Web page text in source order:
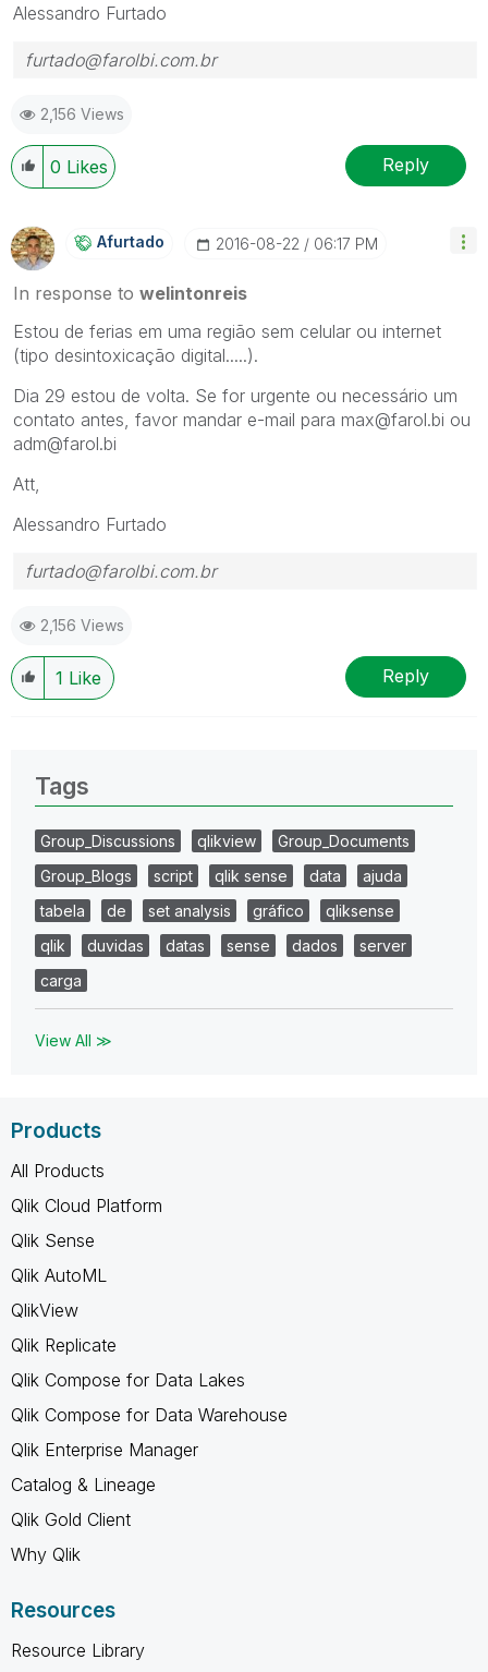
Alessandro Furtado
furtado@farolbi.com.br
2,156 Views
0 Likes Reply
Afurtado ‎2016-08-22 06:17 PM
In response to welintonreis
Estou de ferias em uma região sem celular ou internet
(tipo desintoxicação digital.....).
Dia 29 estou de volta. Se for urgente ou necessário um
contato antes, favor mandar e-mail para max@farol.bi ou
adm@farol.bi
Att,
Alessandro Furtado
furtado@farolbi.com.br
2,156 Views
1 Like Reply
Tags
Group_Discussions qlikview
Group_Documents
Group_Blogs
script qlik sense data
ajuda
tabela
de set analysis gráfico
qliksense
qlik
duvidas datas sense dados
server
carga
View All ≫
Products
All Products
Qlik Cloud Platform
Qlik Sense
Qlik AutoML
QlikView
Qlik Replicate
Qlik Compose for Data Lakes
Qlik Compose for Data Warehouse
Qlik Enterprise Manager
Catalog & Lineage
Qlik Gold Client
Why Qlik
Resources
Resource Library